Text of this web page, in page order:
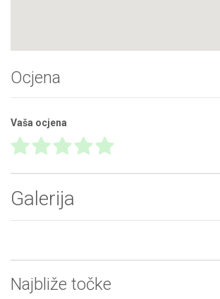
Ocjena
Vaša ocjena
Galerija
Najbliže točke
Vinarstvo – vinogradarstvo Zdenko